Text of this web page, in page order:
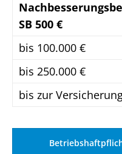
SB 500 €
bis 100.000 €
bis 250.000 €
bis zur